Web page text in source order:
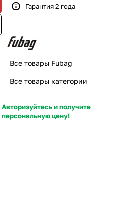
Гарантия 2 года
Все товары Fubag
Все товары категории
Авторизуйтесь и получите
персональную цену!